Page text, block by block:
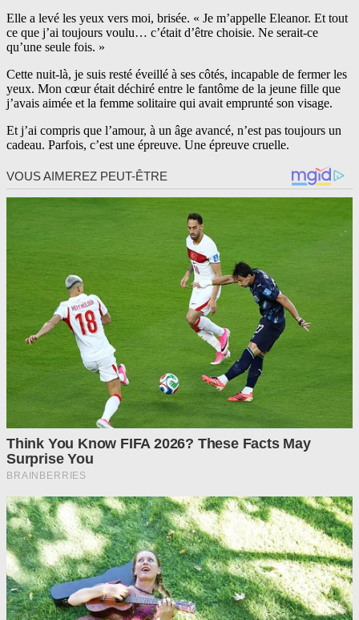
Elle a levé les yeux vers moi, brisée. « Je m’appelle Eleanor. Et tout
ce que j’ai toujours voulu… c’était d’être choisie. Ne serait-ce
qu’une seule fois. »
Cette nuit-là, je suis resté éveillé à ses côtés, incapable de fermer les
yeux. Mon cœur était déchiré entre le fantôme de la jeune fille que
j’avais aimée et la femme solitaire qui avait emprunté son visage.
Et j’ai compris que l’amour, à un âge avancé, n’est pas toujours un
cadeau. Parfois, c’est une épreuve. Une épreuve cruelle.